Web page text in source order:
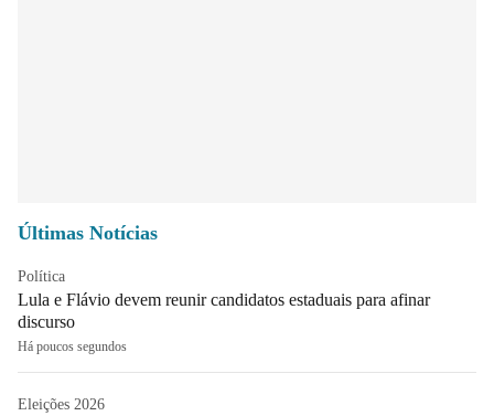
Últimas Notícias
Política
Lula e Flávio devem reunir candidatos estaduais para afinar
discurso
Há poucos segundos
Eleições 2026